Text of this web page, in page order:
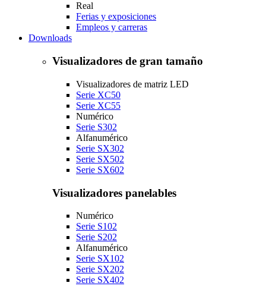
Real
Ferias y exposiciones
Empleos y carreras
Downloads
Visualizadores de gran tamaño
Visualizadores de matriz LED
Serie XC50
Serie XC55
Numérico
Serie S302
Alfanumérico
Serie SX302
Serie SX502
Serie SX602
Visualizadores panelables
Numérico
Serie S102
Serie S202
Alfanumérico
Serie SX102
Serie SX202
Serie SX402